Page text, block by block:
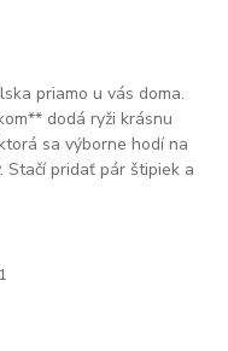
priamo u vás doma.
dodá ryži krásnu
sa výborne hodí na
Stačí pridať pár štipiek a